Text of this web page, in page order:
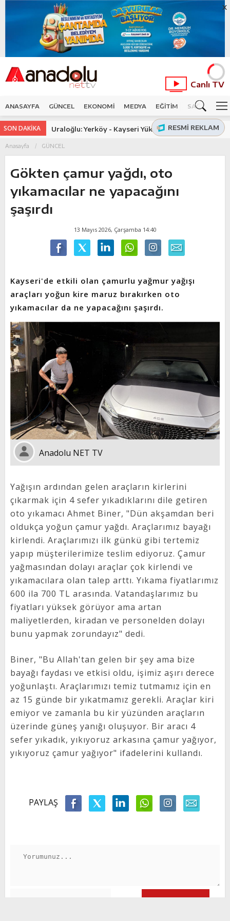
X
Canlı TV
ANASAYFA GÜNCEL EKONOMİ MEDYA EĞİTİM SAĞLIK
RESMI REKLAM
SON DAKİKA
Uraloğlu: Yerköy - Kayseri Yüksek Hızlı Tren
Projesi'nde işin yarısını tamamladık
Anasayfa GÜNCEL
Gökten çamur yağdı, oto
yıkamacılar ne yapacağını
şaşırdı
13 Mayıs 2026, Çarşamba 14:40
Kayseri'de etkili olan çamurlu yağmur yağışı
araçları yoğun kire maruz bırakırken oto
yıkamacılar da ne yapacağını şaşırdı.
Anadolu NET TV
Yağışın ardından gelen araçların kirlerini
çıkarmak için 4 sefer yıkadıklarını dile getiren
oto yıkamacı Ahmet Biner, "Dün akşamdan beri
oldukça yoğun çamur yağdı. Araçlarımız bayağı
kirlendi. Araçlarımızı ilk günkü gibi tertemiz
yapıp müşterilerimize teslim ediyoruz. Çamur
yağmasından dolayı araçlar çok kirlendi ve
yıkamacılara olan talep arttı. Yıkama fiyatlarımız
600 ila 700 TL arasında. Vatandaşlarımız bu
fiyatları yüksek görüyor ama artan
maliyetlerden, kiradan ve personelden dolayı
bunu yapmak zorundayız" dedi.
Biner, "Bu Allah'tan gelen bir şey ama bize
bayağı faydası ve etkisi oldu, işimiz aşırı derece
yoğunlaştı. Araçlarımızı temiz tutmamız için en
az 15 günde bir yıkatmamız gerekli. Araçlar kiri
emiyor ve zamanla bu kir yüzünden araçların
üzerinde güneş yanığı oluşuyor. Bir aracı 4
sefer yıkadık, yıkıyoruz arkasına çamur yağıyor,
yıkıyoruz çamur yağıyor" ifadelerini kullandı.
PAYLAŞ